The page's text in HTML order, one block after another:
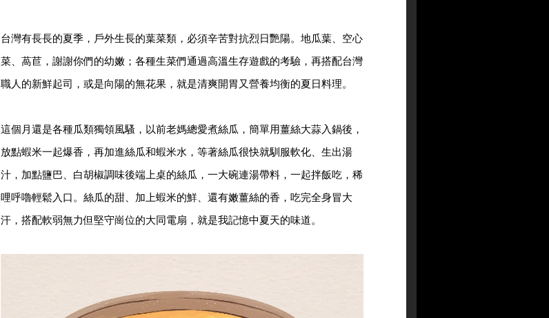
台灣有長長的夏季，戶外生長的葉菜類，必須辛苦對抗烈日艷陽。地瓜葉、空心
菜、萵苣，謝謝你們的幼嫩；各種生菜們通過高溫生存遊戲的考驗，再搭配台灣
職人的新鮮起司，或是向陽的無花果，就是清爽開胃又營養均衡的夏日料理。
這個月還是各種瓜類獨領風騷，以前老媽總愛煮絲瓜，簡單用薑絲大蒜入鍋後，
放點蝦米一起爆香，再加進絲瓜和蝦米水，等著絲瓜很快就馴服軟化、生出湯
汁，加點鹽巴、白胡椒調味後端上桌的絲瓜，一大碗連湯帶料，一起拌飯吃，稀
哩呼嚕輕鬆入口。絲瓜的甜、加上蝦米的鮮、還有嫩薑絲的香，吃完全身冒大
汗，搭配軟弱無力但堅守崗位的大同電扇，就是我記憶中夏天的味道。